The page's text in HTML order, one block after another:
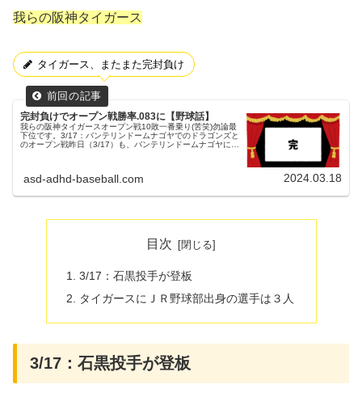
我らの阪神タイガース
タイガース、またまた完封負け
完封負けでオープン戦勝率.083に【野球話】
我らの阪神タイガースオープン戦10敗一番乗り(苦笑)勿論最
下位です。3/17：バンテリンドームナゴヤでのドラゴンズと
のオープン戦昨日（3/17）も、バンテリンドームナゴヤにて
asd-adhd-baseball.com 2024.03.18
目次
3/17：石黒投手が登板
タイガースにＪＲ野球部出身の選手は３人
3/17：石黒投手が登板